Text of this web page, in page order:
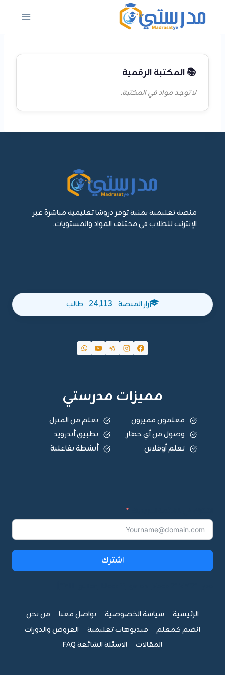
المحتوى
📚 المكتبة الرقمية
لا توجد مواد في المكتبة.
منصة تعليمية يمنية توفر دروسًا تعليمية مباشرة عبر
الإنترنت للطلاب في مختلف المواد والمستويات.
زار المنصة 24,113 طالب
مميزات مدرستي
معلمون مميزون
تعلم من المنزل
وصول من أي جهاز
تطبيق أندرويد
تعلم أوفلاين
أنشطة تفاعلية
اشترك
الرئيسية سياسة الخصوصية تواصل معنا
من نحن
انضم كمعلم
فيديوهات تعليمية
العروض والدورات
المقالات
الاسئلة الشائعة FAQ